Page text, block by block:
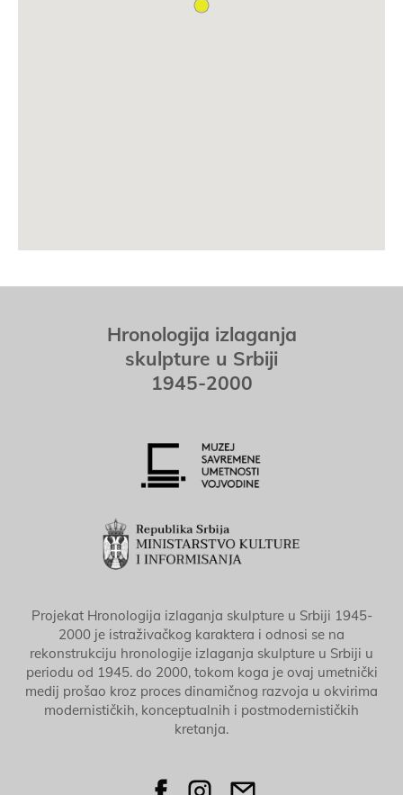
Hronologija izlaganja
skulpture u Srbiji
1945-2000
Projekat Hronologija izlaganja skulpture u Srbiji 1945-
2000 je istraživačkog karaktera i odnosi se na
rekonstrukciju hronologije izlaganja skulpture u Srbiji u
periodu od 1945. do 2000, tokom koga je ovaj umetnički
medij prošao kroz proces dinamičnog razvoja u okvirima
modernističkih, konceptualnih i postmodernističkih
kretanja.